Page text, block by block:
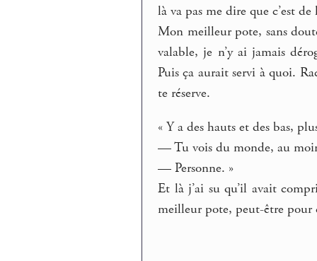
là va pas me dire que c’est
Mon meilleur pote, sans
valable, je n’y ai jamais
Puis ça aurait servi à quoi.
te réserve.
« Y a des hauts et des bas,
— Tu vois du monde, au
— Personne. »
Et là j’ai su qu’il avait
meilleur pote, peut-être pour